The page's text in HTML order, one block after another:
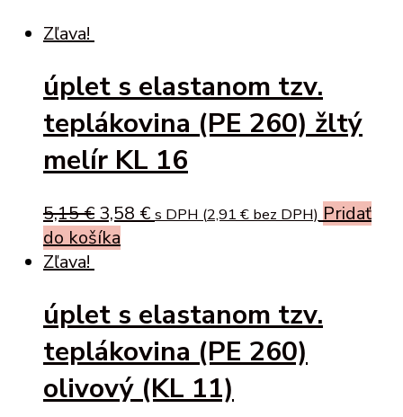
Zľava!
úplet s elastanom tzv.
teplákovina (PE 260) žltý
melír KL 16
5,15€ Original
price
3,58 €Current
s DPH (2,91 € bez DPH) Pridať
do košíka
Zľava!
úplet s elastanom tzv.
teplákovina (PE 260)
olivový (KL 11)